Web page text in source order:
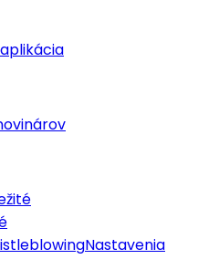
Nastavenia